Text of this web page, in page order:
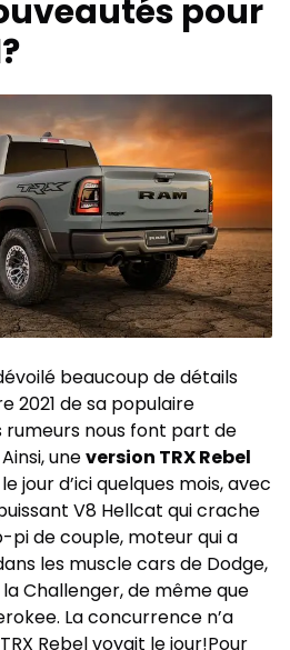
pour
beaucoup de détails
2021 de sa populaire
nous font part de
uneversion TRX Rebel
jour d’ici quelques mois, avec
V8 Hellcat qui crache
pi de couple, moteur qui a
les muscle cars de Dodge,
Challenger, de même que
. La concurrence n’a
Rebel voyait le jour!Pour